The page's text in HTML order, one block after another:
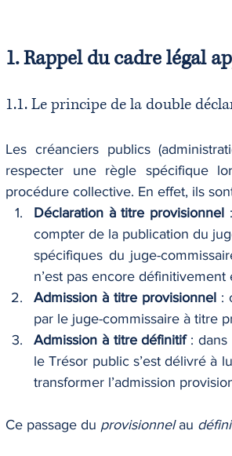
1. Rappel du cadre légal
1.1. Le principe de la double
Les créanciers publics
respecter une règle spécifique
procédure collective. En effet, ils
Déclaration à titre provisionnel
compter de la publication du
spécifiques du juge-
n’est pas encore définitivement
Admission à titre provisionnel :
par le juge-commissaire à titre
Admission à titre définitif : dans
le Trésor public s’est délivré à
transformer l’admission
Ce passage du provisionnel au